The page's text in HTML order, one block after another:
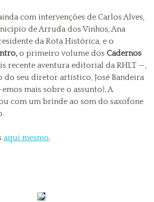
com intervenções de Carlos Alves,
de Arruda dos Vinhos, Ana
da Rota Histórica, e o
o primeiro volume dos Cadernos
recente aventura editorial da RHLT —,
do seu diretor artístico, José Bandeira
mais sobre o assunto). A
com um brinde ao som do saxofone
aqui mesmo.